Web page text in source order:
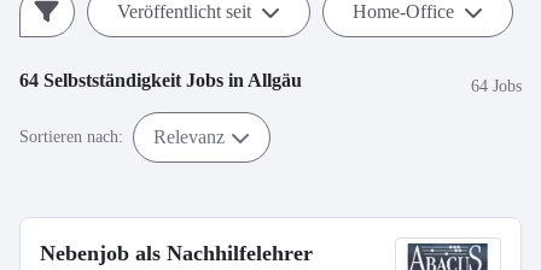
Veröffentlicht seit Home-Office
64 Selbstständigkeit Jobs in Allgäu 64 Jobs
Sortieren nach: Relevanz
Nebenjob als Nachhilfelehrer